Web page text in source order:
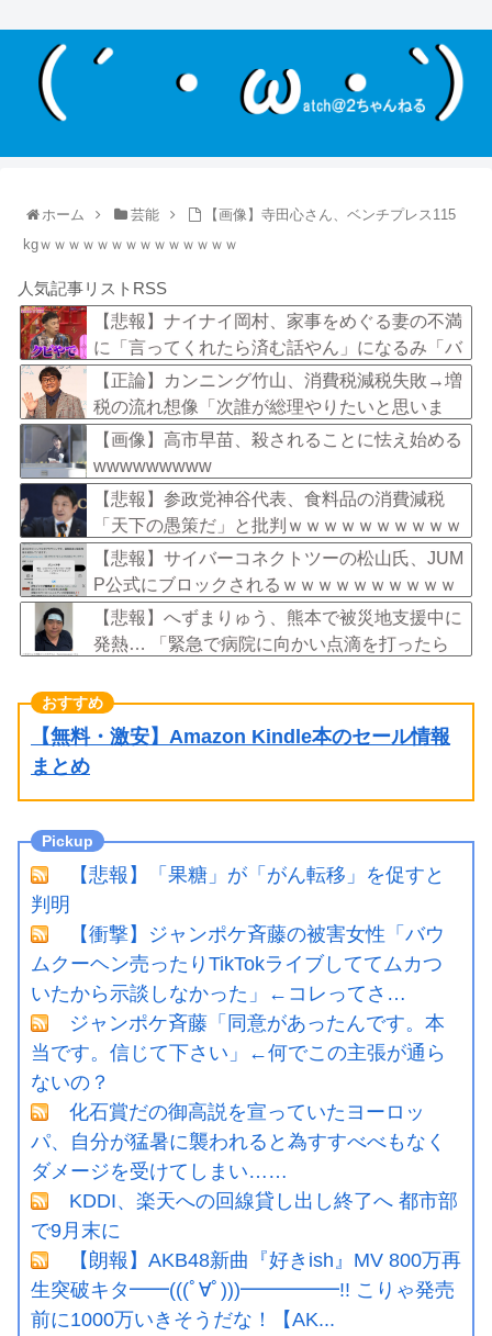
ホーム 芸能
【画像】寺田心さん、ベンチプレス115
kgｗｗｗｗｗｗｗｗｗｗｗｗｗｗ
人気記事リストRSS
【悲報】ナイナイ岡村、家事をめぐる妻の不満
に「言ってくれたら済む話やん」になるみ「バ
イトやったらクビやで」説教受け黙り込む
【正論】カンニング竹山、消費税減税失敗→増
税の流れ想像「次誰が総理やりたいと思いま
す？」
【画像】高市早苗、殺されることに怯え始める
wwwwwwwww
【悲報】参政党神谷代表、食料品の消費減税
「天下の愚策だ」と批判ｗｗｗｗｗｗｗｗｗｗ
ｗｗ
【悲報】サイバーコネクトツーの松山氏、JUM
P公式にブロックされるｗｗｗｗｗｗｗｗｗｗ
ｗ
【悲報】へずまりゅう、熊本で被災地支援中に
発熱… 「緊急で病院に向かい点滴を打ったら
【無料・激安】Amazon Kindle本のセール情報
まとめ
【悲報】「果糖」が「がん転移」を促すと
判明
【衝撃】ジャンポケ斉藤の被害女性「バウ
ムクーヘン売ったりTikTokライブしててムカつ
いたから示談しなかった」←コレってさ…
ジャンポケ斉藤「同意があったんです。本
当です。信じて下さい」←何でこの主張が通ら
ないの？
化石賞だの御高説を宣っていたヨーロッ
パ、自分が猛暑に襲われると為すすべべもなく
ダメージを受けてしまい……
KDDI、楽天への回線貸し出し終了へ 都市部
で9月末に
【朗報】AKB48新曲『好きish』MV 800万再
生突破キタ━━(((ﾟ∀ﾟ)))━━━━━!! こりゃ発売
前に1000万いきそうだな！【AK...